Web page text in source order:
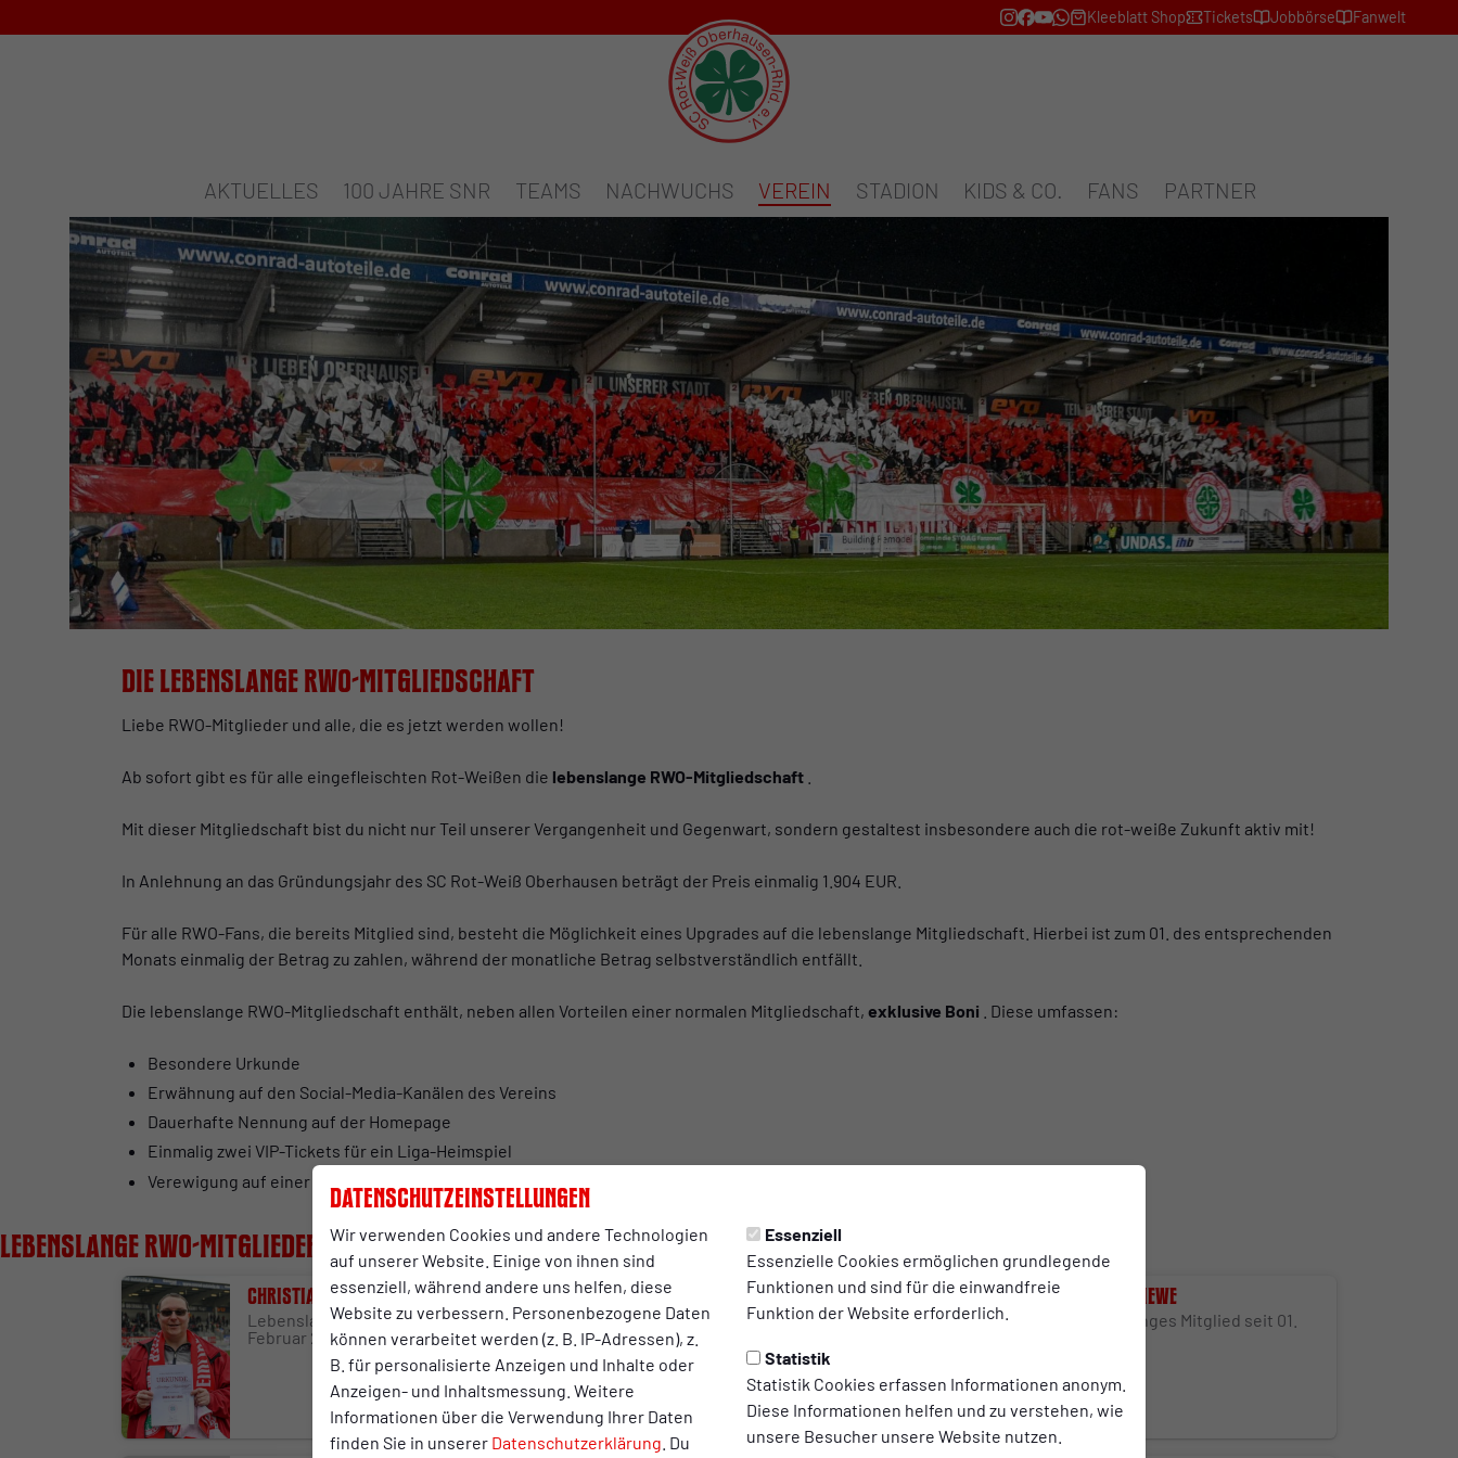
Datenschutzeinstellungen
Wir verwenden Cookies und andere Technologien
auf unserer Website. Einige von ihnen sind
essenziell, während andere uns helfen, diese
Website zu verbessern. Personenbezogene Daten
können verarbeitet werden (z. B. IP-Adressen), z.
B. für personalisierte Anzeigen und Inhalte oder
Anzeigen- und Inhaltsmessung. Weitere
Informationen über die Verwendung Ihrer Daten
finden Sie in unserer Datenschutzerklärung . Du
Essenziell
Essenzielle Cookies ermöglichen grundlegende
Funktionen und sind für die einwandfreie
Funktion der Website erforderlich.
Statistik
Statistik Cookies erfassen Informationen anonym.
Diese Informationen helfen und zu verstehen, wie
unsere Besucher unsere Website nutzen.
Kleeblatt Shop Tickets Jobbörse Fanwelt
AKTUELLES 100 JAHRE SNR TEAMS NACHWUCHS VEREIN STADION KIDS & CO. FANS PARTNER
Die Lebenslange RWO-Mitgliedschaft
Liebe RWO-Mitglieder und alle, die es jetzt werden wollen!
Ab sofort gibt es für alle eingefleischten Rot-Weißen die lebenslange RWO-Mitgliedschaft
Mit dieser Mitgliedschaft bist du nicht nur Teil unserer Vergangenheit und Gegenwart, sondern gestaltest insbesondere auch die rot-weiße Zukunft aktiv mit!
In Anlehnung an das Gründungsjahr des SC Rot-Weiß Oberhausen beträgt der Preis einmalig 1.904 EUR.
Für alle RWO-Fans, die bereits Mitglied sind, besteht die Möglichkeit eines Upgrades auf die lebenslange Mitgliedschaft. Hierbei ist zum 01. des entsprechenden
Monats einmalig der Betrag zu zahlen, während der monatliche Betrag selbstverständlich entfällt.
Die lebenslange RWO-Mitgliedschaft enthält, neben allen Vorteilen einer normalen Mitgliedschaft, exklusive Boni . Diese umfassen:
Besondere Urkunde
Erwähnung auf den Social-Media-Kanälen des Vereins
Dauerhafte Nennung auf der Homepage
Einmalig zwei VIP-Tickets für ein Liga-Heimspiel
Verewigung auf einer Tafel im Stadion Niederrhein
Jetzt lebenslanges RWO-Mitglied werden!
Lebenslange RWO-Mitglieder
Christian Kühn
Lebenslanges Mitglied seit 01.
Februar 2025
Marcel Sroka
Lebenslanges Mitglied seit 01.
Februar 2025
Fabian Stiewe
Lebenslanges Mitglied seit 01.